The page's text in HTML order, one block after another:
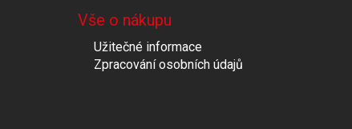
Vše o nákupu
Užitečné informace
Zpracování osobních údajů